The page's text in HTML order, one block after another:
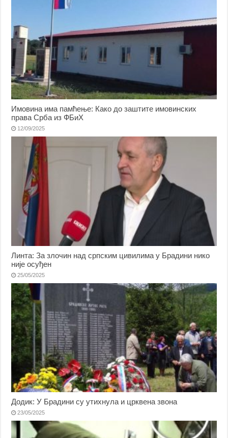
Имовина има памћење: Како до заштите имовинских
права Срба из ФБиХ
12/09/2025
Линта: За злочин над српским цивилима у Брадини нико
није осуђен
25/05/2025
Додик: У Брадини су утихнула и црквена звона
23/05/2025